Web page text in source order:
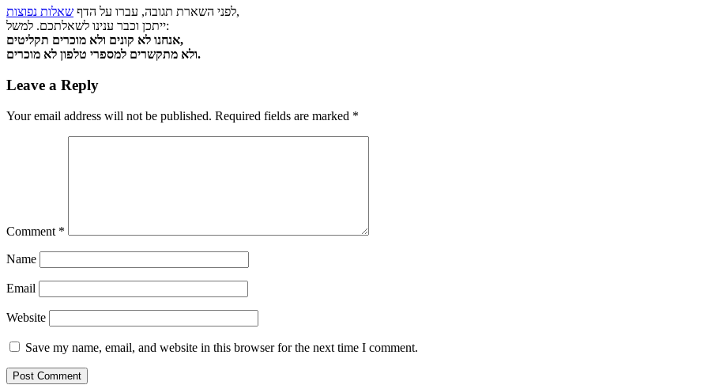
לפני השארת תגובה, עברו על הדף שאלות נפוצות
,
ייתכן וכבר ענינו לשאלתכם. למשל:
אנחנו לא קונים ולא מוכרים תקליטים,
ולא מתקשרים למספרי טלפון לא מוכרים.
Leave a Reply
Your email address will not be published. Required fields are marked *
Comment *
Name
Email
Website
Save my name, email, and website in this browser for the next time I comment.